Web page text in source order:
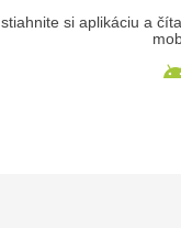
stiahnite si aplikáciu a